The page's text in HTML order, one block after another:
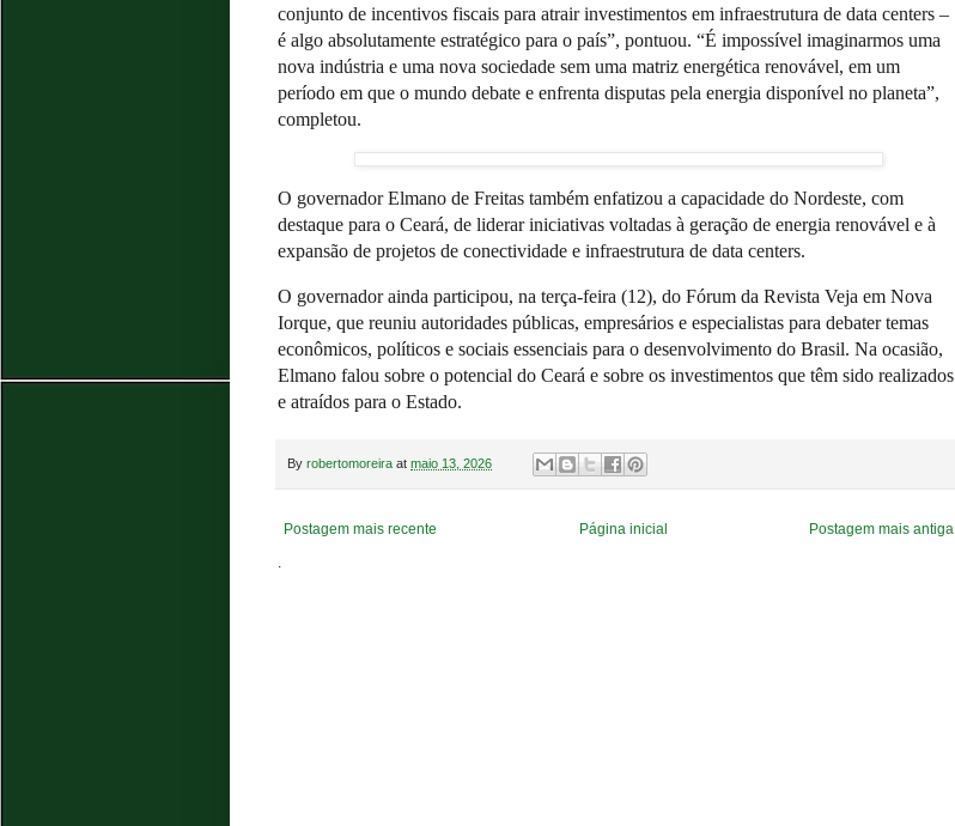
conjunto de incentivos fiscais para atrair investimentos em infraestrutura de data centers –
é algo absolutamente estratégico para o país”, pontuou. “É impossível imaginarmos uma
nova indústria e uma nova sociedade sem uma matriz energética renovável, em um
período em que o mundo debate e enfrenta disputas pela energia disponível no planeta”,
completou.
O governador Elmano de Freitas também enfatizou a capacidade do Nordeste, com
destaque para o Ceará, de liderar iniciativas voltadas à geração de energia renovável e à
expansão de projetos de conectividade e infraestrutura de data centers.
O governador ainda participou, na terça-feira (12), do Fórum da Revista Veja em Nova
Iorque, que reuniu autoridades públicas, empresários e especialistas para debater temas
econômicos, políticos e sociais essenciais para o desenvolvimento do Brasil. Na ocasião,
Elmano falou sobre o potencial do Ceará e sobre os investimentos que têm sido realizados
e atraídos para o Estado.
By robertomoreira at maio 13, 2026
Postagem mais recente Postagem mais antiga
Página inicial
.